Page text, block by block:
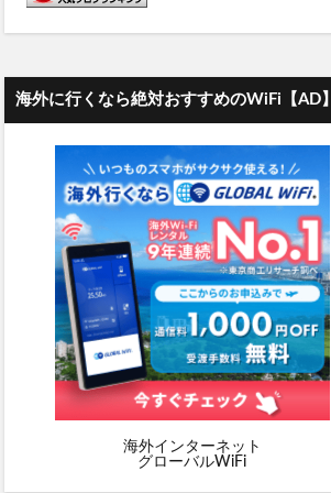
海外に行くなら絶対おすすめのWiFi【AD】
海外インターネット
グローバルWiFi